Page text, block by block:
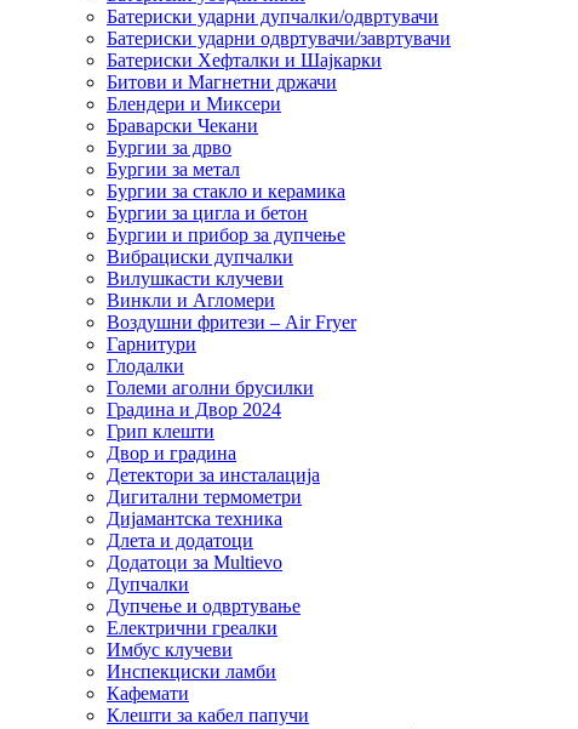
Батериски ударни дупчалки/одвртувачи
Батериски ударни одвртувачи/завртувачи
Батериски Хефталки и Шајкарки
Битови и Магнетни држачи
Блендери и Миксери
Браварски Чекани
Бургии за дрво
Бургии за метал
Бургии за стакло и керамика
Бургии за цигла и бетон
Бургии и прибор за дупчење
Вибрациски дупчалки
Вилушкасти клучеви
Винкли и Агломери
Воздушни фритези – Air Fryer
Гарнитури
Глодалки
Големи аголни брусилки
Градина и Двор 2024
Грип клешти
Двор и градина
Детектори за инсталација
Дигитални термометри
Дијамантска техника
Длета и додатоци
Додатоци за Multievo
Дупчалки
Дупчење и одвртување
Електрични греалки
Имбус клучеви
Инспекциски ламби
Кафемати
Клешти за кабел папучи